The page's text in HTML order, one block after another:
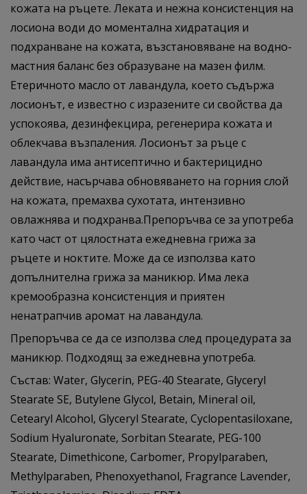
кожата на ръцете. Леката и нежна консистенция на
лосиона води до моментална хидратация и
подхранване на кожата, възстановяване на водно-
мастния баланс без образуване на мазен филм.
Етеричното масло от лавандула, което съдържа
лосионът, е известно с изразените си свойства да
успокоява, дезинфекцира, регенерира кожата и
облекчава възпаления. Лосионът за ръце с
лавандула има антисептично и бактерицидно
действие, насърчава обновяването на горния слой
на кожата, премахва сухотата, интензивно
овлажнява и подхранва.Препоръчва се за употреба
като част от цялостната ежедневна грижа за
ръцете и ноктите. Може да се използва като
допълнителна грижа за маникюр. Има лека
кремообразна консистенция и приятен
ненатрапчив аромат на лавандула.
Препоръчва се да се използва след процедурата за
маникюр. Подходящ за ежедневна употреба.
Състав: Water, Glycerin, PEG-40 Stearate, Glyceryl
Stearate SE, Butylene Glycol, Betain, Mineral oil,
Cetearyl Alcohol, Glyceryl Stearate, Cyclopentasiloxane,
Sodium Hyaluronate, Sorbitan Stearate, PEG-100
Stearate, Dimethicone, Carbomer, Propylparaben,
Methylparaben, Phenoxyethanol, Fragrance Lavender,